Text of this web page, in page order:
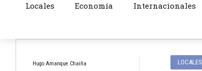
Locales Economía Internacionales
Hugo Amanque Chaiña LOCALES